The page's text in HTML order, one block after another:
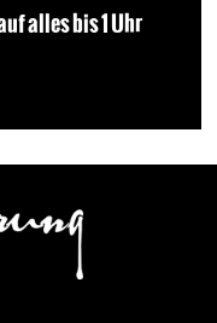
alles bis 1 Uhr